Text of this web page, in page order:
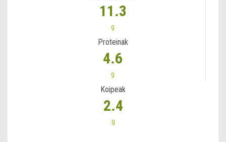
11.3
g
Proteinak
4.6
g
Koipeak
2.4
g